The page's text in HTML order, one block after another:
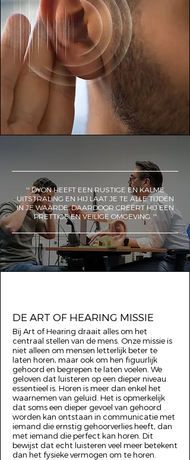
'' DYON HEEFT EEN RUSTIGE EN KALME
UITSTRALING EN HIJ LAAT JE TE ALLE TIJDEN
IN JE WAARDE. DAARDOOR CRËËRT HIJ EEN
PRETTIGE EN VEILIGE OMGEVING. ''
DE ART OF HEARING MISSIE
Bij Art of Hearing draait alles om het
centraal stellen van de mens. Onze missie is
niet alleen om mensen letterlijk beter te
laten horen, maar ook om hen figuurlijk
gehoord en begrepen te laten voelen. We
geloven dat luisteren op een dieper niveau
essentieel is. Horen is meer dan enkel het
waarnemen van geluid. Het is opmerkelijk
dat soms een dieper gevoel van gehoord
worden kan ontstaan in communicatie met
iemand die ernstig gehoorverlies heeft, dan
met iemand die perfect kan horen. Dit
bewijst dat echt luisteren veel meer betekent
dan het fysieke vermogen om te horen.